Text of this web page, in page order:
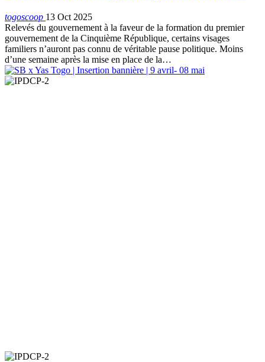
togoscoop 13 Oct 2025
Relevés du gouvernement à la faveur de la formation du premier
gouvernement de la Cinquième République, certains visages
familiers n’auront pas connu de véritable pause politique. Moins
d’une semaine après la mise en place de la…